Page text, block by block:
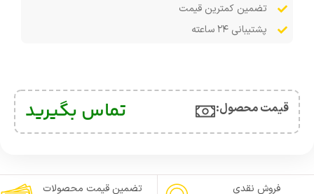
تضمین کمترین قیمت
پشتیبانی ۲۴ ساعته
قیمت محصول:​ تماس بگیرید
فروش نقدی تضمین قیمت محصولات